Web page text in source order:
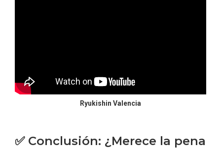
Ryukishin Valencia
✅ Conclusión: ¿Merece la pena